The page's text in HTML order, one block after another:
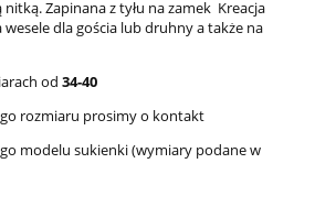
nitką. Zapinana z tyłu na zamek Kreacja
wesele dla gościa lub druhny a także na
od 34-40
rozmiaru prosimy o kontakt
modelu sukienki (wymiary podane w